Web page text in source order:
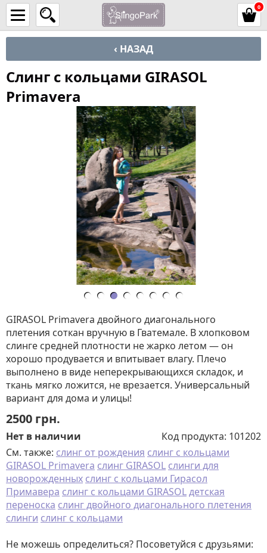
0
‹ НАЗАД
Слинг с кольцами GIRASOL
Primavera
GIRASOL Primavera двойного диагонального
плетения соткан вручную в Гватемале. В хлопковом
слинге средней плотности не жарко летом — он
хорошо продувается и впитывает влагу. Плечо
выполнено в виде неперекрывающихся складок, и
ткань мягко ложится, не врезается. Универсальный
вариант для дома и улицы!
2500 грн.
Нет в наличии Код продукта: 101202
См. также: слинг от рождения слинг с кольцами
GIRASOL Primavera слинг GIRASOL слинги для
новорожденных слинг с кольцами Гирасол
Примавера слинг с кольцами GIRASOLдетская
переноска слинг двойного диагонального плетения
слинги слинг с кольцами
Не можешь определиться? Посоветуйся с друзьями: